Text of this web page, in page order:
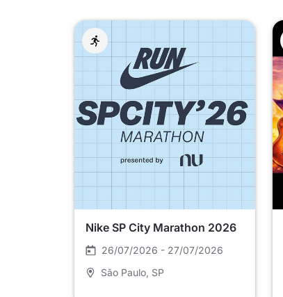
Nike SP City Marathon 2026
26/07/2026 - 27/07/2026
São Paulo , SP